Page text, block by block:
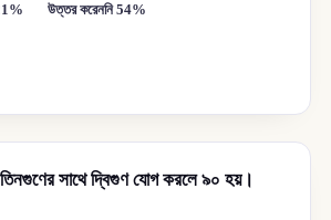
উত্তর করেননি 54%
সাথে দ্বিগুণ যোগ করলে ৯০ হয়।